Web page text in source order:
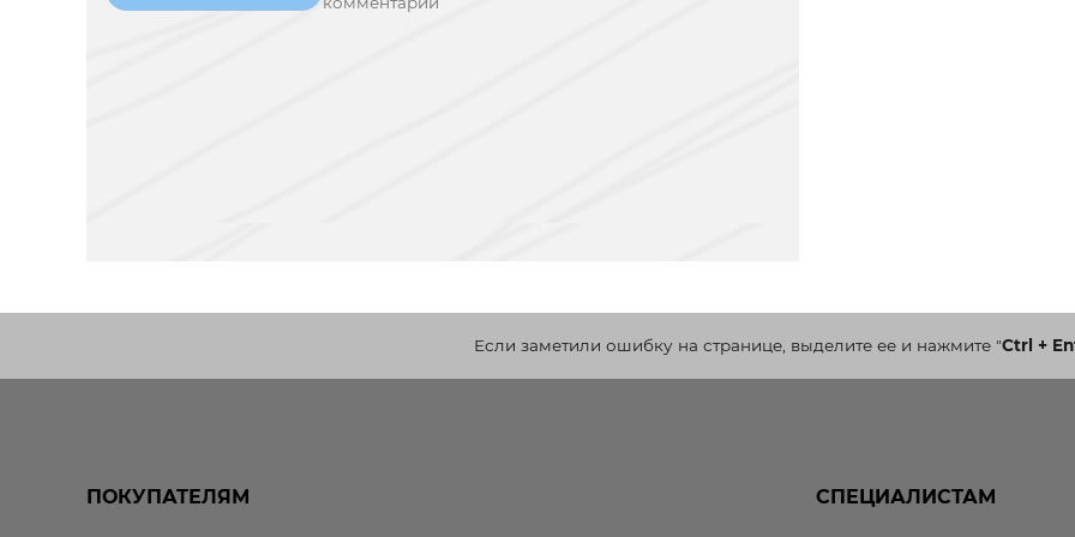
Если заметили ошибку на странице, выделите ее и нажмите"Ctrl +
ПОКУПАТЕЛЯМ СПЕЦИАЛИСТАМ